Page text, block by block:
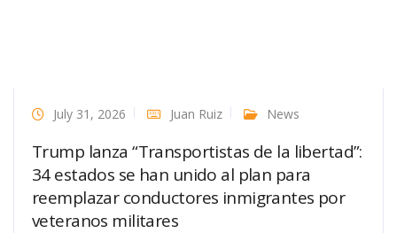
July 31, 2026 Juan Ruiz News
Trump lanza “Transportistas de la libertad”:
34 estados se han unido al plan para
reemplazar conductores inmigrantes por
veteranos militares